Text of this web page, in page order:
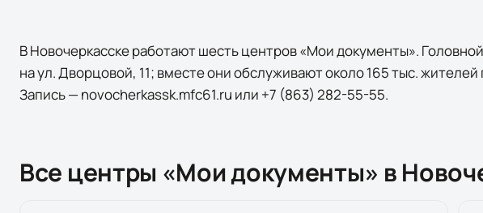
В Новочеркасске работают шесть центров «Мои документы».
на ул. Дворцовой, 11; вместе они обслуживают около 165 тыс. жителей
Запись — novocherkassk.mfc61.ru или +7 (863) 282-55-55.
Все центры «Мои документы» в